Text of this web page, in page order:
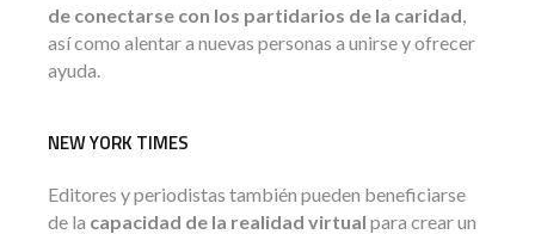
de conectarse con los partidarios de la caridad,
así como alentar a nuevas personas a unirse y ofrecer
ayuda.
NEW YORK TIMES
Editores y periodistas también pueden beneficiarse
de la capacidad de la realidad virtual para crear un